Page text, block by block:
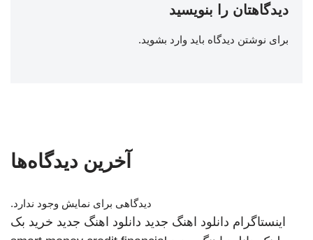
دیدگاهتان را بنویسید
برای نوشتن دیدگاه باید وارد بشوید.
آخرین دیدگاه‌ها
دیدگاهی برای نمایش وجود ندارد.
اینستاگرام دانلود اهنگ جدید دانلود اهنگ جدید خرید بک